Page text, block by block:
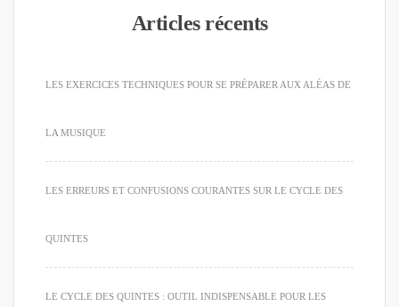
Articles récents
LES EXERCICES TECHNIQUES POUR SE PRÉPARER AUX ALÉAS DE
LA MUSIQUE
LES ERREURS ET CONFUSIONS COURANTES SUR LE CYCLE DES
QUINTES
LE CYCLE DES QUINTES : OUTIL INDISPENSABLE POUR LES